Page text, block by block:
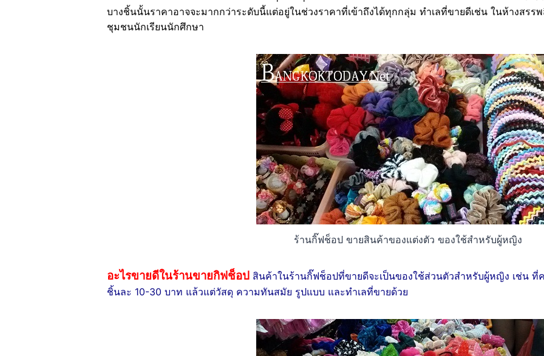
บางชิ้นนั้นราคาอาจจะมากกว่าระดับนี้แต่อยู่ในช่วงราคาที่เข้าถึงได้ทุกกลุ่ม ทำเลที่ขายดีเช่น ในห้างสร
ชุมชนนักเรียนนักศึกษา
ร้านกิ๊ฟช็อป ขายสินค้าของแต่งตัว ของใช้สำหรับผู้หญิง
อะไรขายดีในร้านขายกิฟช็อป สินค้าในร้านกิ๊ฟช็อปที่ขายดีจะเป็นของใช้ส่วนตัวสำหรับผู้หญิง เช่น
ชิ้นละ 10-30 บาท แล้วแต่วัสดุ ความทันสมัย รูปแบบ และทำเลที่ขายด้วย